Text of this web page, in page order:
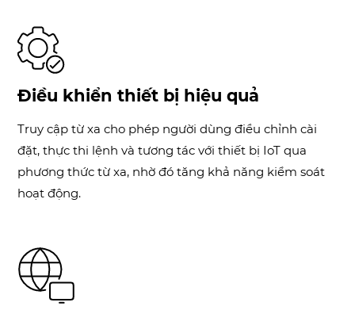
Điều khiển thiết bị hiệu quả
Truy cập từ xa cho phép người dùng điều chỉnh cài
đặt, thực thi lệnh và tương tác với thiết bị IoT qua
phương thức từ xa, nhờ đó tăng khả năng kiểm soát
hoạt động.